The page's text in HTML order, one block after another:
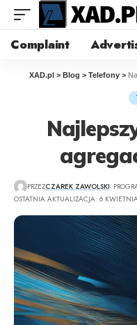
Complaint
XAD.pl > Blog > Telefony >
PRZEZCZAREK ZAWOLSKI-
OSTATNIA AKTUALIZACJA: 6